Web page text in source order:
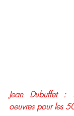
Jean Dubuffet
oeuvres pour les